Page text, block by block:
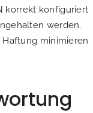
korrekt konfiguriert
werden.
minimieren